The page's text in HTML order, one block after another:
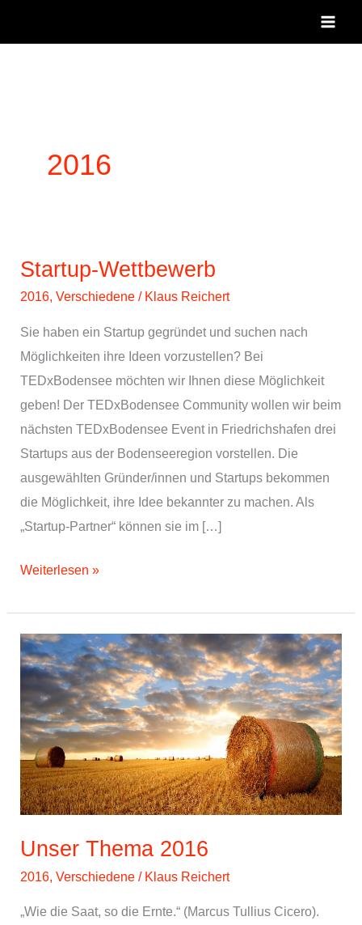
2016
Startup-Wettbewerb
2016,Verschiedene / Klaus Reichert
Sie haben ein Startup gegründet und suchen nach
Möglichkeiten ihre Ideen vorzustellen? Bei
TEDxBodensee möchten wir Ihnen diese Möglichkeit
geben! Der TEDxBodensee Community wollen wir beim
nächsten TEDxBodensee Event in Friedrichshafen drei
Startups aus der Bodenseeregion vorstellen. Die
ausgewählten Gründer/innen und Startups bekommen
die Möglichkeit, ihre Idee bekannter zu machen. Als
„Startup-Partner“ können sie im […]
Startup-
Weiterlesen »
Unser Thema 2016
2016,Verschiedene / Klaus Reichert
„Wie die Saat, so die Ernte.“ (Marcus Tullius Cicero).